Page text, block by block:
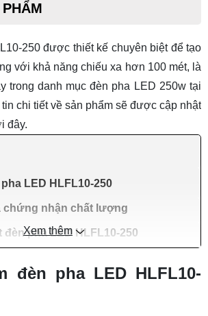
250 được thiết kế chuyên biệt để tạo
với khả năng chiếu xa hơn 100 mét, là
trong danh mụcđèn pha LED 250wtại
chi tiết về sản phẩm sẽ được cập nhật
đây.
LED HLFL10-250
chứng nhận chất lượng
đèn pha LED HLFL10-250
Xem thêm
đèn pha LED HLFL10-